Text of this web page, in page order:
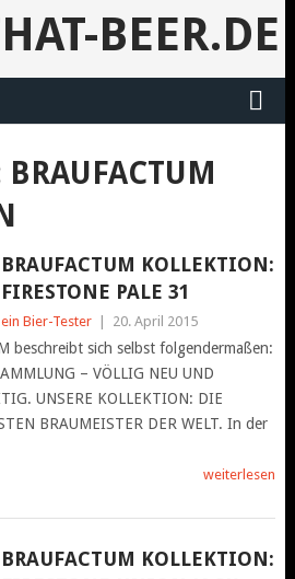
BRAUFACTUM
BRAUFACTUM KOLLEKTION:
FIRESTONE PALE 31
ein Bier-Tester 20. April 2015
beschreibt sich selbst folgendermaßen:
– VÖLLIG NEU UND
UNSERE KOLLEKTION: DIE
BRAUMEISTER DER WELT. In der
weiterlesen
BRAUFACTUM KOLLEKTION: